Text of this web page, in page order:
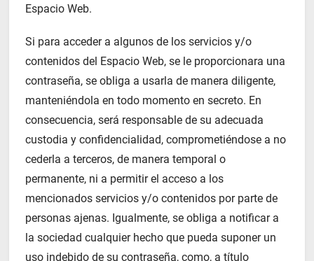
Espacio Web.
Si para acceder a algunos de los servicios y/o
contenidos del Espacio Web, se le proporcionara una
contraseña, se obliga a usarla de manera diligente,
manteniéndola en todo momento en secreto. En
consecuencia, será responsable de su adecuada
custodia y confidencialidad, comprometiéndose a no
cederla a terceros, de manera temporal o
permanente, ni a permitir el acceso a los
mencionados servicios y/o contenidos por parte de
personas ajenas. Igualmente, se obliga a notificar a
la sociedad cualquier hecho que pueda suponer un
uso indebido de su contraseña, como, a título